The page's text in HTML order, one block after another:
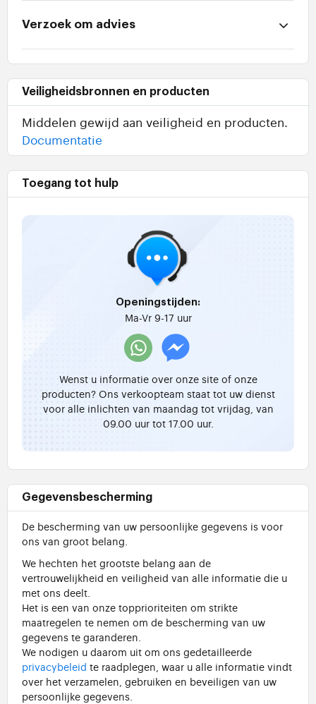
Verzoek om advies
Veiligheidsbronnen en producten
Middelen gewijd aan veiligheid en producten.
Documentatie
Toegang tot hulp
Openingstijden:
Ma-Vr 9-17 uur
Wenst u informatie over onze site of onze
producten? Ons verkoopteam staat tot uw dienst
voor alle inlichten van maandag tot vrijdag, van
09.00 uur tot 17.00 uur.
Gegevensbescherming
De bescherming van uw persoonlijke gegevens is voor
ons van groot belang.
We hechten het grootste belang aan de
vertrouwelijkheid en veiligheid van alle informatie die u
met ons deelt.
Het is een van onze topprioriteiten om strikte
maatregelen te nemen om de bescherming van uw
gegevens te garanderen.
We nodigen u daarom uit om ons gedetailleerde
privacybeleid te raadplegen, waar u alle informatie vindt
over het verzamelen, gebruiken en beveiligen van uw
persoonlijke gegevens.